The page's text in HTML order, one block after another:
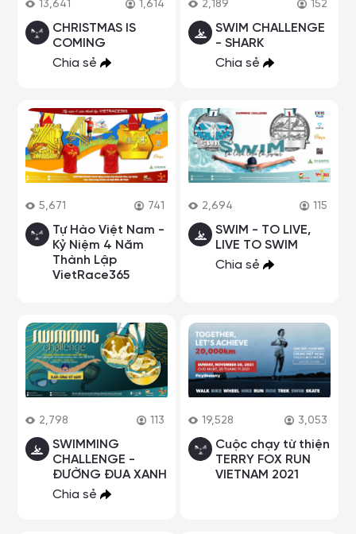
13,641 1,614
CHRISTMAS IS
COMING
Chia sẻ
2,189 152
SWIM CHALLENGE
- SHARK
Chia sẻ
5,671 741
Tự Hào Việt Nam -
Kỷ Niệm 4 Năm
Thành Lập
VietRace365
2,694 115
SWIM - TO LIVE,
LIVE TO SWIM
Chia sẻ
2,798 113
SWIMMING
CHALLENGE -
ĐƯỜNG ĐUA XANH
Chia sẻ
19,528 3,053
Cuộc chạy từ thiện
TERRY FOX RUN
VIETNAM 2021